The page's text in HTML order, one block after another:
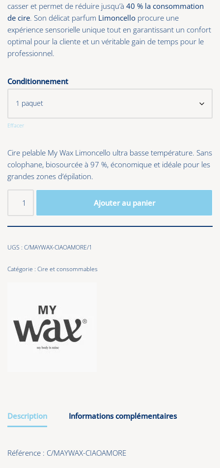
casser et permet de réduire jusqu’à 40 % la consommation
de cire. Son délicat parfum Limoncello procure une
expérience sensorielle unique tout en garantissant un confort
optimal pour la cliente et un véritable gain de temps pour le
professionnel.
Conditionnement
Effacer
Cire pelable My Wax Limoncello ultra basse température. Sans
colophane, biosourcée à 97 %, économique et idéale pour les
grandes zones d’épilation.
Ajouter au panier
UGS : C/MAYWAX-CIAOAMORE/1
Catégorie : Cire et consommables
Description Informations complémentaires
Référence : C/MAYWAX-CIAOAMORE